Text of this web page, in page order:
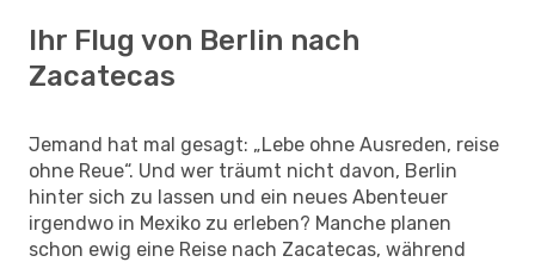
Ihr Flug von Berlin nach
Zacatecas
Jemand hat mal gesagt: „Lebe ohne Ausreden, reise
ohne Reue“. Und wer träumt nicht davon, Berlin
hinter sich zu lassen und ein neues Abenteuer
irgendwo in Mexiko zu erleben? Manche planen
schon ewig eine Reise nach Zacatecas, während